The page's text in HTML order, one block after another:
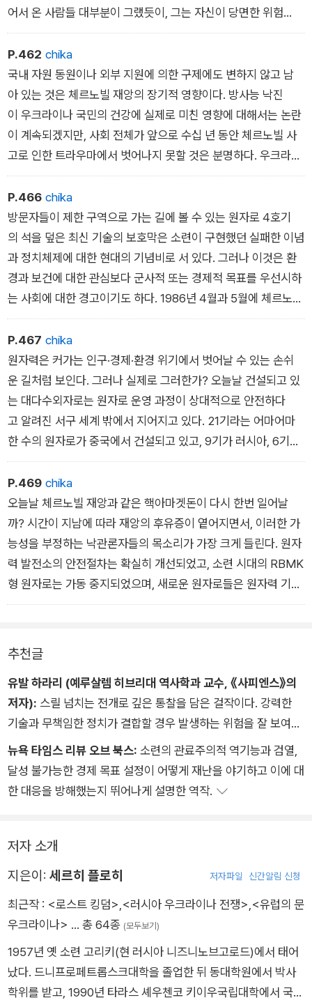
어서 온 사람들 대부분이 그랬듯이, 그는 자신이 당면한 위험
의 전모를 파악하지는 못했지만, 그는 그것의 심각성을 누구보
다 빠르고 완벽하게 파악했다.
레가소프는 다른 많은 사람들과 마찬가지로 원전 폭발로 발생
한 상황을 2차 세계대전과 비교했다. 그러나 그가 소련 언론에 의
해 고도로 신화화된 대조국전쟁 (소련에서 독소 전쟁을 부르
는 공식 명칭)과 비교한 것은적군赤軍 병사들이나 사고수습자들
이 보인 자기희생만을 의미하는 것이 아니었다. 그는 원전 사고
와, 1941년 여름에 나치의 침공을 받아 발생한군사적 참사라
는 두 재난을 맞았을 때 전혀 대비가 되어 있지 않은 소련체제
에 대해서도 지적한 것이다. ˝원전 사고에 대해 아무 준비도 되어
있지 않았다. 이런 무질서, 이런 공포스러운 상황은 없었다. 이
는 1941년의 더 나쁜 버전이다. 똑같은 ‘브레스트‘ 상황, 똑같
은 용맹성, 똑같은 절망감뿐만 아니라 똑같은 무준비성을 보였다
˝라고 그는 회고했다. 브레스트란 독일군 침공 초기 서부 벨라루
스 지역의 브레스트 요새에서적군이 펼친 영웅적 방어전‘을 의미
한다.
P.462 chika
국내 자원 동원이나 외부 지원에 의한 구제에도 변하지 않고 남
아 있는 것은 체르노빌 재앙의 장기적 영향이다. 방사능 낙진
이 우크라이나 국민의 건강에 실제로 미친 영향에 대해서는 논란
이 계속되겠지만, 사회 전체가 앞으로 수십 년 동안 체르노빌 사
고로 인한 트라우마에서 벗어나지 못할 것은 분명하다. 우크라이
나 성인 6명 중 1명은 건강에 이상이 있는데, 이는 인접 국가에 비
해 훨씬 높은 비율이다. 체르노빌 방사능의 영향을 받은 사람들
은 다른 국민들보다 취업률이 낮고 노동 시간도 짧았다. 다음으
로 환경 문제가 남아 있다. 원자로 4호기 위에 새 보호막이 씌워
졌음에도 체르노빌 원전 주변 지역은 앞으로 최소 2만 년 동안 사
람이 살기에 적당하지 않을 것이다.
2016년 4월, 세계는 체르노빌 사고 발발 30주기를 기념하면
서 안도의 한숨을 내쉬고 싶은 유혹을 받았다. 원자로 폭발로 방
출된 유해한 핵물질중 가장 위험한 세슘-137의 반감기는 대략 3
0년이다. 이것은 외부 노출과 섭취로 인간의 신체에 영향을 미
칠 수 있는 ‘살아 있는 세슘 동위원소의 반감기 중 가장 길다. 사
고로 유출된 다른 치명적 동위원소들의 반감기는 오래전에 지났
다. 요오드-131의 반감기는 8일이고, 세슘-134의경우 2년이
다. 세슘-137이 치명적인 동위원소 3인방 중 반감기가 가장 길었
다. 그러나 사고의 후유증이 끝나려면 아직 멀었다. 체르노빌 주
변의 세슘-137 이 바라는 만큼 빠른 시간 안에 감쇄하지 않았음
을 보여주는 실험 결과를 보며 과학자들은 이 동위원소가 최소
한 180년 이상 주변지역에 해로운 영향을 미칠 것으로 예측했
다. 이 기간은 세슘의 절반이풍화 작용이나 이동으로 오염된 지역
에서 제거되는 데 필요한 시간이다. 나머지 다른 방사성 입자
는 오랜 기간 이 지역에 남아 있을 것이다.
P.466 chika
방문자들이 제한 구역으로 가는 길에 볼 수 있는 원자로 4호기
의 석을 덮은 최신 기술의 보호막은 소련이 구현했던 실패한 이념
과 정치체제에 대한 현대의 기념비로 서 있다. 그러나 이것은 환
경과 보건에 대한 관심보다 군사적 또는 경제적 목표를 우선시하
는 사회에 대한 경고이기도 하다. 1986년 4월과 5월에 체르노빌
이라고 불리는 핵아마겟돈에 던져진 소방대원, 과학자, 기술
자, 병사, 경찰관 들은 핵용광로를 끄기 위해 최선을 다했다. 이러
한 사투를 벌이다가 그들 중 일부는 목숨을 잃었고, 많은 이들
이 건강과 복지를 희생했다. 이들은 놀라운 일을 시도했다. 헬리
콥터에 올라타 뚜껑이 열린 원자로에 모래 수천 톤을 쏟아부었
다. 또한 원자로 밑의 지반을 동결하기 위해 거의 맨손으로 터널
을 팠다. 오염된 물이 프리파트강과 이를 통해 드네프르강, 흑
해, 지중해, 대서양으로 흘러들어 가지 않도록 강둑에 댐을 조성
하기도 했다.
이러한 조치들 덕분에 거의 불가능해 보이던 일이 이루어졌다. 이
들은 원자로를 잠잠하게 만들었다. 오늘날까지도 이들이 시도
한 전략과기술적 해결 방법 중 어느 것이 실제적인 역할을 했는
지 알지 못한다.
이러한 조치 중 일부는 사태를 악화시켰을까? 과학자들과 기술
자들이 이해하지 못하는 이유로 핵화산은 폭발하지 않았다. 이
원자로 폭발의 원인이 최종적으로 규명되기는 했지만, 우리는 19
86년에그랬듯이 아직도 핵반응을 완전히 통제하는 데 가까이 다
가가지 못했다.
예측할 수 없는 사고들은 계속 일어나며 새로운 핵재앙을 만들어
낸다.
예컨대 2011년 3월에 지진으로 발생한 쓰나미로 일본 후쿠시마
에서 발생한 사고는 체르노빌처럼 원자로 1기가 아니라 3기의 연
P.467 chika
원자력은 커가는 인구·경제·환경 위기에서 벗어날 수 있는 손쉬
운 길처럼 보인다. 그러나 실제로 그러한가? 오늘날 건설되고 있
는 대다수외자로는 원자로 운영 과정이 상대적으로 안전하다
고 알려진 서구 세계 밖에서 지어지고 있다. 21기라는 어마어마
한 수의 원자로가 중국에서 건설되고 있고, 9기가 러시아, 6기
가 인도, 4기가 아랍에미리트, 2기가 파키스탄에서 세워지고 있
다. 미국에서는 새 원자로 5기가 건설되고있고, 영국에서 건설되
고 있는 원자로는 없다. 다음으로 가장 큰 원자력발전 전선은 아
프리카다. 사회가 불안정한 이집트에서 현재 사상 처음으로 원자
로 2기가 건설되고 있다. 이 원자로들 모두가 안전할 것이고, 안
전 절차가 교본대로 지켜질 것이고, 이 국가들 대부분을 이끌어가
는전제적 정권이 국민들과 세계의 안전을 희생하지 않을 것이라
고 우리는 확신할 수 있는가? 이들이 에너지를 더 얻기 위해, 군
있는가? 이것이 정확하게 1986년 소련에서 일어난 일이다.
P.469 chika
오늘날 체르노빌 재앙과 같은 핵아마겟돈이 다시 한번 일어날
까? 시간이 지남에 따라 재앙의 후유증이 옅어지면서, 이러한 가
능성을 부정하는 낙관론자들의 목소리가 가장 크게 들린다. 원자
력 발전소의 안전절차는 확실히 개선되었고, 소련 시대의 RBMK
형 원자로는 가동 중지되었으며, 새로운 원자로들은 원자력 기술
자들이 1986년에는 꿈처럼 여겼던 수준의 안전성을 보장한다
쿠시마 사고가 발생했다. 2011년 후쿠시마의 다이치 원전에서 일
어난 사고는 원자로가 지닌 또 다른 문제점을 드러냈다. 관리 인
력의 느슨한 기강, 원자로 설계의 결함, 혹은 지진 같은 것들 말이
다. 원자력 발전소에 대한 테러리스트의 공격 위험도 점점 커지
고 있다. 2016년 3월, 벨기에 경찰은 이러한 시도를 조사했다. 해
커들에 의한 사이버 공격도 또 다른 위험 요소다. 예컨대 2017
년 6월에 체르노빌 방사능 측정 시설을 마비시킨 공격이 있었
다 (우크라이나 당국은 이것이 러시아에서 시작되었다고 믿고 있
운 것은 원자력 산업의 역사에서 가장 비극적인 한 페이지를 닫
게 해주었지만,
장 중요한 교훈은 핵민족주의와 고립주의가 제기하는 위험에 맞
서고 원자력프로젝트를 개발하는 국가들 사이에 국제적 협력
을 확보하는 것이다.
에너지 생산을 위해 원자력 기술에 점점 더 의존해가는 세계에
서 포퓰리즘, 민족주의, 반反세계주의 신봉자들이 늘어가는 오늘
추천글
유발 하라리 (예루살렘 히브리대 역사학과 교수, 《사피엔스》의
저자): 스릴 넘치는 전개로 깊은 통찰을 담은 걸작이다. 강력한
기술과 무책임한 정치가 결합할 경우 발생하는 위험을 잘 보여준
다.
뉴욕 타임스 리뷰 오브 북스: 소련의 관료주의적 역기능과 검열,
달성 불가능한 경제 목표 설정이 어떻게 재난을 야기하고 이에 대
한 대응을 방해했는지 뛰어나게 설명한 역작.
저자 소개
지은이: 세르히 플로히 저자파일 신간알림 신청
최근작 : <로스트 킹덤> <러시아 우크라이나 전쟁> <유럽의 문
우크라이나> … 총 64종 (모두보기)
1957년 옛 소련 고리키(현 러시아 니즈니노브고로드)에서 태어
났다. 드니프로페트롭스크대학을 졸업한 뒤 동대학원에서 박사
학위를 받고, 1990년 타라스 셰우첸코 키이우국립대학에서 국가